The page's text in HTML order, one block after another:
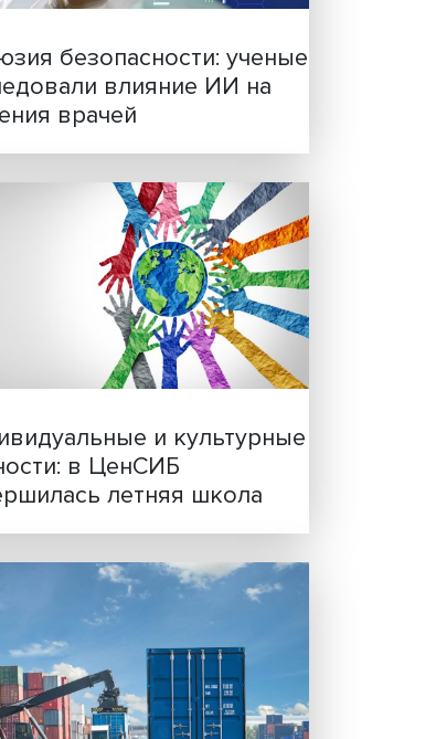
Иллюзия безопасности:
исследовали влияние
решения врачей